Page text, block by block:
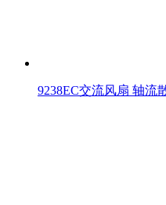
9238EC交流风扇 轴流